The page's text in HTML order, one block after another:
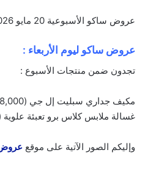
عروض ساكو الأسبوعية 20 مايو 2026 الموافق 3 ذو الحجة 1447 عروض كتالوج الأثاث الخارجي . الجودة تصنع فرقاً والعروض تصنع قرارك! اختر الذكاء
عروض ساكو ليوم الأربعاء :
تجدون ضمن منتجات الأسبوع :
غسالة ملابس كلاس برو تعبئة علوية (7 كيلو، أبيض)
وإليكم الصور الآتية على موقع